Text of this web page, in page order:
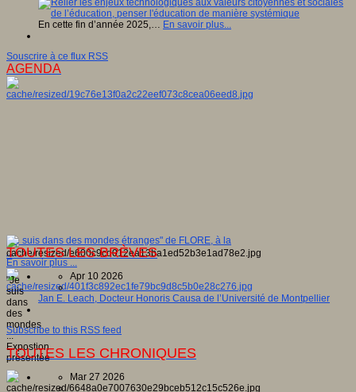
En cette fin d’année 2025,… En savoir plus...
Souscrire à ce flux RSS
AGENDA
"Je suis dans des mondes étranges" de FLORE, à la
...
En savoir plus ...
"Je
suis
dans
des
mondes
...
Expostion
présentée
...
TOUTES LES BRÈVES
Apr 10 2026
Jan E. Leach, Docteur Honoris Causa de l’Université de Montpellier
Subscribe to this RSS feed
TOUTES LES CHRONIQUES
Mar 27 2026